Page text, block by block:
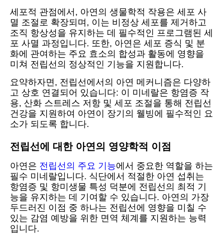
세포적 관점에서, 아연의 생물학적 작용은 세포 사
멸 조절로 확장되며, 이는 비정상 세포를 제거하고
조직 항상성을 유지하는 데 필수적인 프로그램된 세
포 사멸 과정입니다. 또한, 아연은 세포 증식 및 분
화에 관여하는 주요 효소의 합성과 활동에 영향을
미쳐 전립선의 정상적인 기능을 지원합니다.
요약하자면, 전립선에서의 아연 메커니즘은 다양하
고 상호 연결되어 있습니다: 이 미네랄은 항염증 작
용, 산화 스트레스 저항 및 세포 조절을 통해 전립선
건강을 지원하여 아연이 장기의 웰빙에 필수적인 요
소가 되도록 합니다.
전립선에 대한 아연의 영양학적 이점
아연은 전립선의 주요 기능에서 중요한 역할을 하는
필수 미네랄입니다. 식단에서 적절한 아연 섭취는
항염증 및 항미생물 특성 덕분에 전립선의 최적 기
능을 유지하는 데 기여할 수 있습니다. 아연의 가장
두드러진 이점 중 하나는 전립선에 영향을 미칠 수
있는 감염 예방을 위한 면역 체계를 지원하는 능력
입니다.